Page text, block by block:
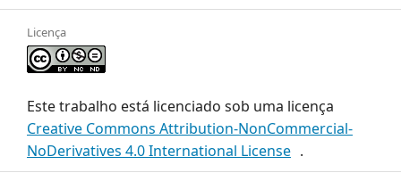
Licença
Este trabalho está licenciado sob uma licença
Creative Commons Attribution-NonCommercial-
NoDerivatives 4.0 International License .